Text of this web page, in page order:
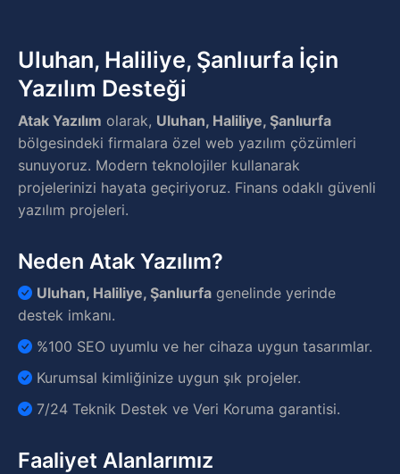
Uluhan, Haliliye, Şanlıurfa İçin
Yazılım Desteği
Atak Yazılım olarak, Uluhan, Haliliye, Şanlıurfa
bölgesindeki firmalara özel web yazılım çözümleri
sunuyoruz. Modern teknolojiler kullanarak
projelerinizi hayata geçiriyoruz. Finans odaklı güvenli
yazılım projeleri.
Neden Atak Yazılım?
Uluhan, Haliliye, Şanlıurfa genelinde yerinde
destek imkanı.
%100 SEO uyumlu ve her cihaza uygun tasarımlar.
Kurumsal kimliğinize uygun şık projeler.
7/24 Teknik Destek ve Veri Koruma garantisi.
Faaliyet Alanlarımız